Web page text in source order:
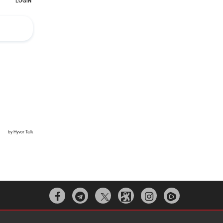
  